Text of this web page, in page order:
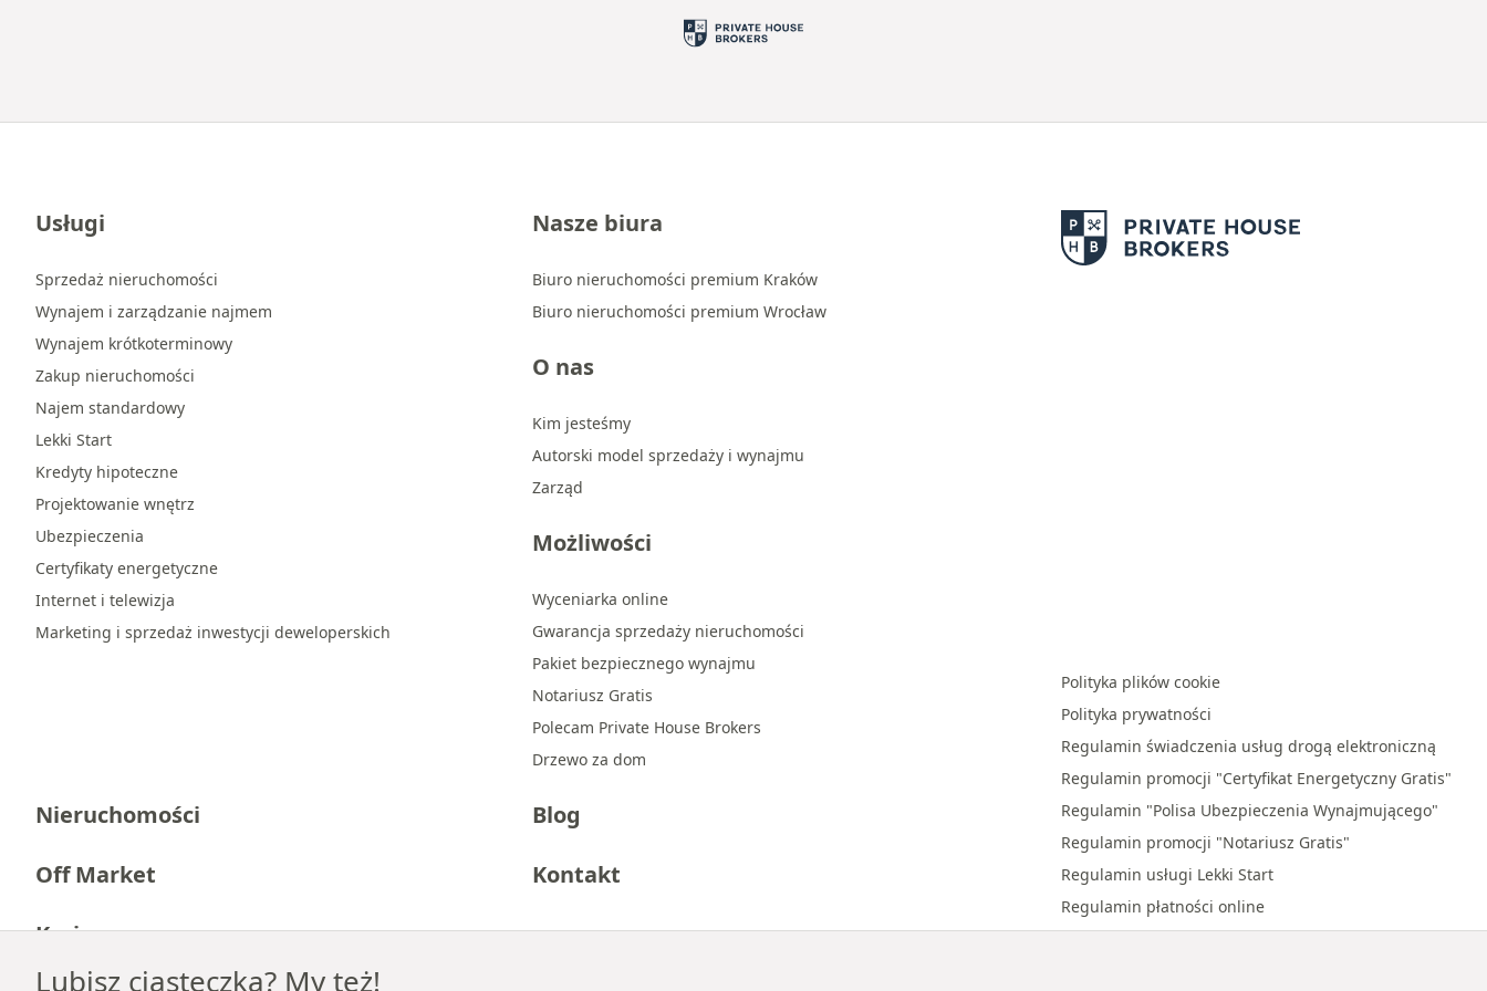
Usługi
Sprzedaż nieruchomości
Wynajem i zarządzanie najmem
Wynajem krótkoterminowy
Zakup nieruchomości
Najem standardowy
Lekki Start
Kredyty hipoteczne
Projektowanie wnętrz
Ubezpieczenia
Certyfikaty energetyczne
Internet i telewizja
Marketing i sprzedaż inwestycji deweloperskich
Nasze biura
Biuro nieruchomości premium Kraków
Biuro nieruchomości premium Wrocław
O nas
Kim jesteśmy
Autorski model sprzedaży i wynajmu
Zarząd
Możliwości
Wyceniarka online
Gwarancja sprzedaży nieruchomości
Pakiet bezpiecznego wynajmu
Notariusz Gratis
Polecam Private House Brokers
Drzewo za dom
Nieruchomości
Off Market
Kariera
Blog
Kontakt
Polityka plików cookie
Polityka prywatności
Regulamin świadczenia usług drogą elektroniczną
Regulamin promocji "Certyfikat Energetyczny Gratis"
Regulamin "Polisa Ubezpieczenia Wynajmującego"
Regulamin promocji "Notariusz Gratis"
Regulamin usługi Lekki Start
Regulamin płatności online
Regulamin promocji "Premia za polecenie"
Lubisz ciasteczka? My też!